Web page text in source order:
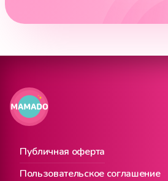
Публичная оферта
Пользовательское соглашение